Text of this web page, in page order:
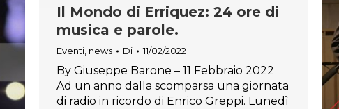
Il Mondo di Erriquez: 24 ore di
musica e parole.
Eventi, news Di 11/02/2022
By Giuseppe Barone – 11 Febbraio 2022
Ad un anno dalla scomparsa una giornata
di radio in ricordo di Enrico Greppi. Lunedì